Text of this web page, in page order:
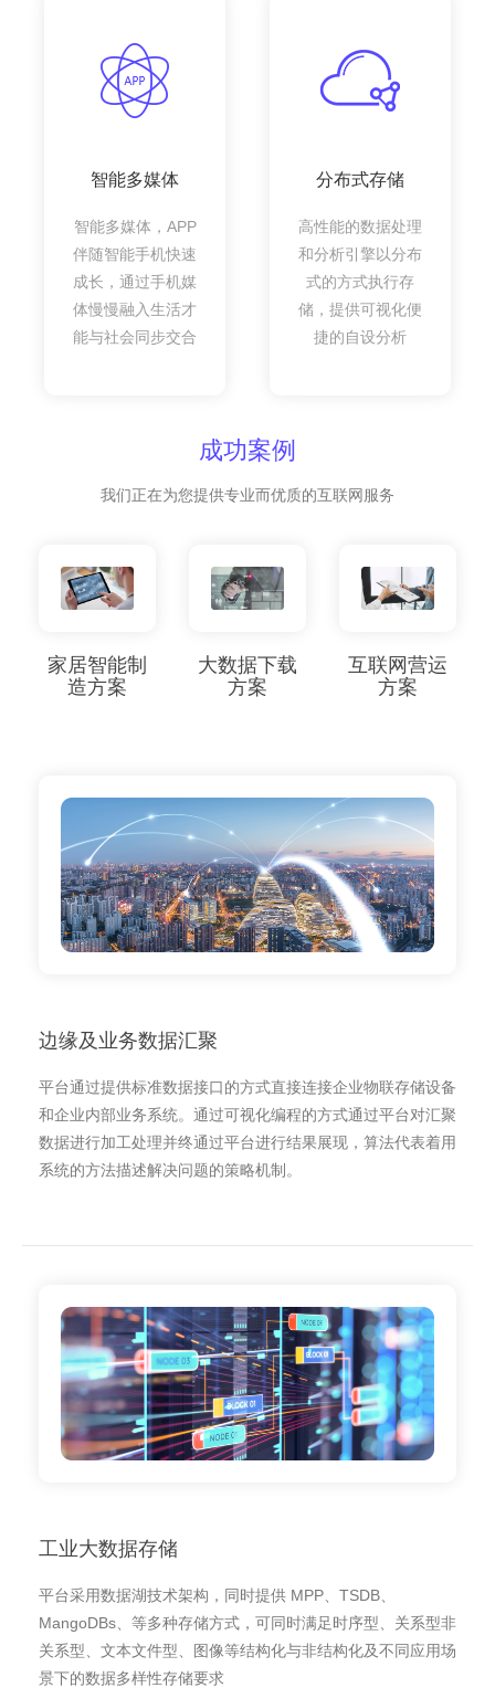
智能多媒体
智能多媒体，APP
伴随智能手机快速
成长，通过手机媒
体慢慢融入生活才
能与社会同步交合
分布式存储
高性能的数据处理
和分析引擎以分布
式的方式执行存
储，提供可视化便
捷的自设分析
成功案例
我们正在为您提供专业而优质的互联网服务
家居智能制
造方案
大数据下载
方案
互联网营运
方案
边缘及业务数据汇聚
平台通过提供标准数据接口的方式直接连接企业物联存储设备
和企业内部业务系统。通过可视化编程的方式通过平台对汇聚
数据进行加工处理并终通过平台进行结果展现，算法代表着用
系统的方法描述解决问题的策略机制。
工业大数据存储
平台采用数据湖技术架构，同时提供 MPP、TSDB、
MangoDBs、等多种存储方式，可同时满足时序型、关系型非
关系型、文本文件型、图像等结构化与非结构化及不同应用场
景下的数据多样性存储要求